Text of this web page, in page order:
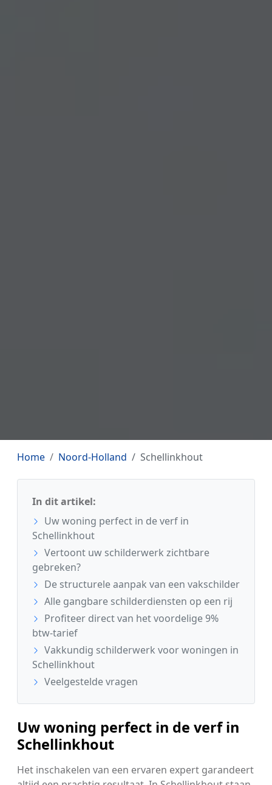
Home Noord-Holland Schellinkhout
In dit artikel:
Uw woning perfect in de verf in
Schellinkhout
Vertoont uw schilderwerk zichtbare
gebreken?
De structurele aanpak van een vakschilder
Alle gangbare schilderdiensten op een rij
Profiteer direct van het voordelige 9%
btw-tarief
Vakkundig schilderwerk voor woningen in
Schellinkhout
Veelgestelde vragen
Uw woning perfect in de verf in
Schellinkhout
Het inschakelen van een ervaren expert garandeert